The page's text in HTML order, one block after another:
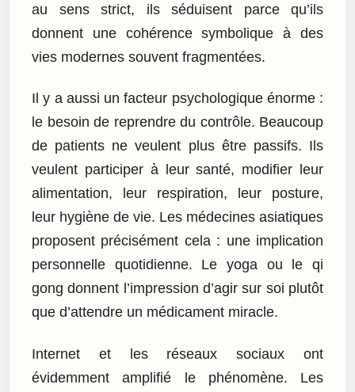
au sens strict, ils séduisent parce qu’ils
donnent une cohérence symbolique à des
vies modernes souvent fragmentées.
Il y a aussi un facteur psychologique énorme :
le besoin de reprendre du contrôle. Beaucoup
de patients ne veulent plus être passifs. Ils
veulent participer à leur santé, modifier leur
alimentation, leur respiration, leur posture,
leur hygiène de vie. Les médecines asiatiques
proposent précisément cela : une implication
personnelle quotidienne. Le yoga ou le qi
gong donnent l’impression d’agir sur soi plutôt
que d’attendre un médicament miracle.
Internet et les réseaux sociaux ont
évidemment amplifié le phénomène. Les